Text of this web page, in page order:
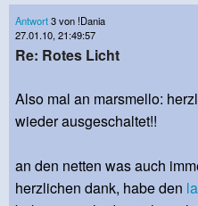
Antwort3 von !Dania
27.01.10, 21:49:57
Re: Rotes Licht
Also mal an marsmello:
wieder ausgeschaltet!!
an den netten was auch
herzlichen dank, habe den